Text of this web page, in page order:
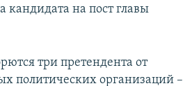
кандидата на пост главы
три претендента от
политических организаций –